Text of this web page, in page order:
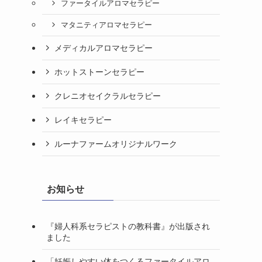
ファータイルアロマセラピー
マタニティアロマセラピー
メディカルアロマセラピー
ホットストーンセラピー
クレニオセイクラルセラピー
レイキセラピー
ルーナファームオリジナルワーク
お知らせ
『婦人科系セラピストの教科書』が出版され
ました